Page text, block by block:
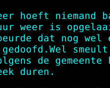
hoeft niemand
weer is
dat nog
gedoofd.Wel
de gemeente
week